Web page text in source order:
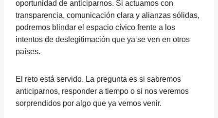
oportunidad de anticiparnos. Si actuamos con
transparencia, comunicación clara y alianzas sólidas,
podremos blindar el espacio cívico frente a los
intentos de deslegitimación que ya se ven en otros
países.
El reto está servido. La pregunta es si sabremos
anticiparnos, responder a tiempo o si nos veremos
sorprendidos por algo que ya vemos venir.